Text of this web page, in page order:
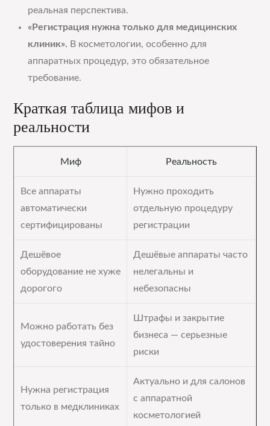
реальная перспектива.
«Регистрация нужна только для медицинских
клиник». В косметологии, особенно для
аппаратных процедур, это обязательное
требование.
Краткая таблица мифов и
реальности
Миф Реальность
Все аппараты
автоматически
сертифицированы
Нужно проходить
отдельную процедуру
регистрации
Дешёвое
оборудование не хуже
дорогого
Дешёвые аппараты часто
нелегальны и
небезопасны
Можно работать без
удостоверения тайно
Штрафы и закрытие
бизнеса — серьезные
риски
Нужна регистрация
только в медклиниках
Актуально и для салонов
с аппаратной
косметологией